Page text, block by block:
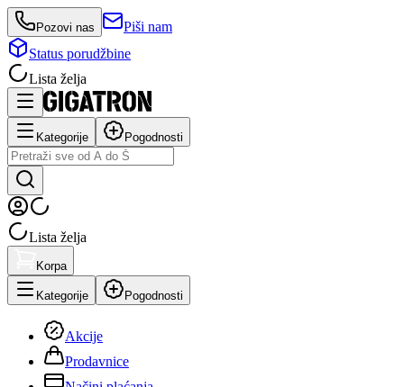
Pozovi nas
Piši nam
Status porudžbine
Lista želja
Kategorije Pogodnosti
Lista želja
Korpa
Kategorije Pogodnosti
Akcije
Prodavnice